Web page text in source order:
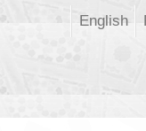
English